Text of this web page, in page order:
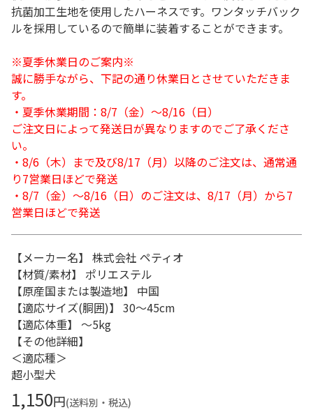
抗菌加工生地を使用したハーネスです。ワンタッチバック
ルを採用しているので簡単に装着することができます。
※夏季休業日のご案内※
誠に勝手ながら、下記の通り休業日とさせていただきま
す。
・夏季休業期間：8/7（金）～8/16（日）
ご注文日によって発送日が異なりますのでご了承くださ
い。
・8/6（木）まで及び8/17（月）以降のご注文は、通常通
り7営業日ほどで発送
・8/7（金）～8/16（日）のご注文は、8/17（月）から7
営業日ほどで発送
【メーカー名】 株式会社 ペティオ
【材質/素材】 ポリエステル
【原産国または製造地】 中国
【適応サイズ(胴囲)】 30～45cm
【適応体重】 ～5kg
【その他詳細】
＜適応種＞
超小型犬
1,150円(送料別・税込)